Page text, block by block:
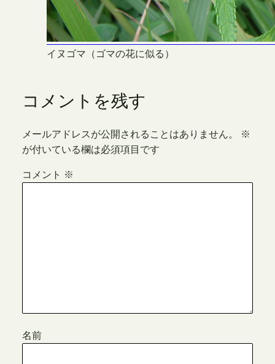
イヌゴマ（ゴマの花に似る）
コメントを残す
メールアドレスが公開されることはありません。
※
が付いている欄は必須項目です
コメント ※
名前